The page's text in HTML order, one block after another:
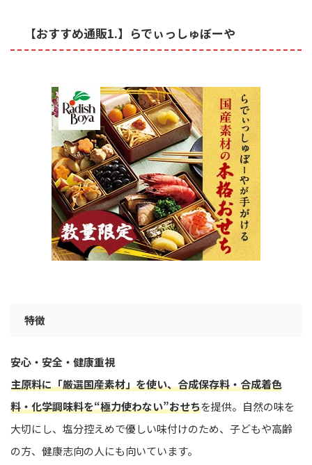
【おすすめ通販1.】らでぃっしゅぼーや
特徴
安心・安全・健康重視
主原料に「厳選国産素材」を使い、合成保存料・合成着色
料・化学調味料を“極力使わない”おせちを提供。自然の味を
大切にし、塩分控えめで優しい味付けのため、子どもや高齢
の方、健康志向の人にも向いています。